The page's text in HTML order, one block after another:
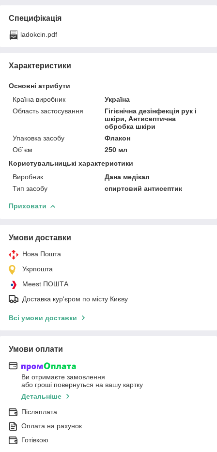
Специфікація
ladokcin.pdf
Характеристики
Основні атрибути
Країна виробник
Україна
Область застосування
Гігієнічна дезінфекція рук і
шкіри, Антисептична
обробка шкіри
Упаковка засобу
Флакон
Об`єм
250 мл
Користувальницькі характеристики
Виробник
Дана медікал
Тип засобу
спиртовий антисептик
Приховати
Умови доставки
Нова Пошта
Укрпошта
Meest ПОШТА
Доставка кур'єром по місту Києву
Всі умови доставки
Умови оплати
Ви отримаєте замовлення
або гроші повернуться на вашу картку
Детальніше
Післяплата
Оплата на рахунок
Готівкою